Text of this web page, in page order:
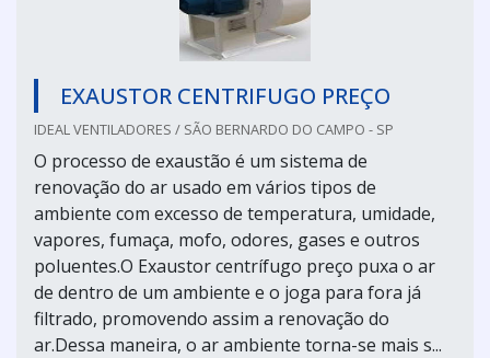
EXAUSTOR CENTRIFUGO PREÇO
IDEAL VENTILADORES / SÃO BERNARDO DO CAMPO - SP
O processo de exaustão é um sistema de
renovação do ar usado em vários tipos de
ambiente com excesso de temperatura, umidade,
vapores, fumaça, mofo, odores, gases e outros
poluentes.O Exaustor centrífugo preço puxa o ar
de dentro de um ambiente e o joga para fora já
filtrado, promovendo assim a renovação do
ar.Dessa maneira, o ar ambiente torna-se mais s...